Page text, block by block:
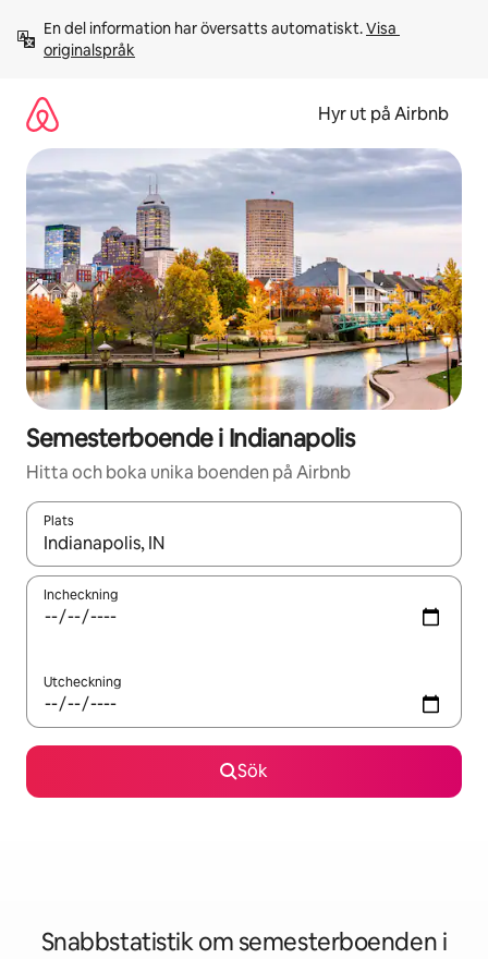
innehåll
En del information har översatts automatiskt. Visa
originalspråk
Hyr ut på Airbnb
Semesterboende i Indianapolis
Hitta och boka unika boenden på Airbnb
Plats
När resultaten är tillgängliga kan du navigera med upp- och
Incheckning
Utcheckning
Sök
Snabbstatistik om semesterboenden i